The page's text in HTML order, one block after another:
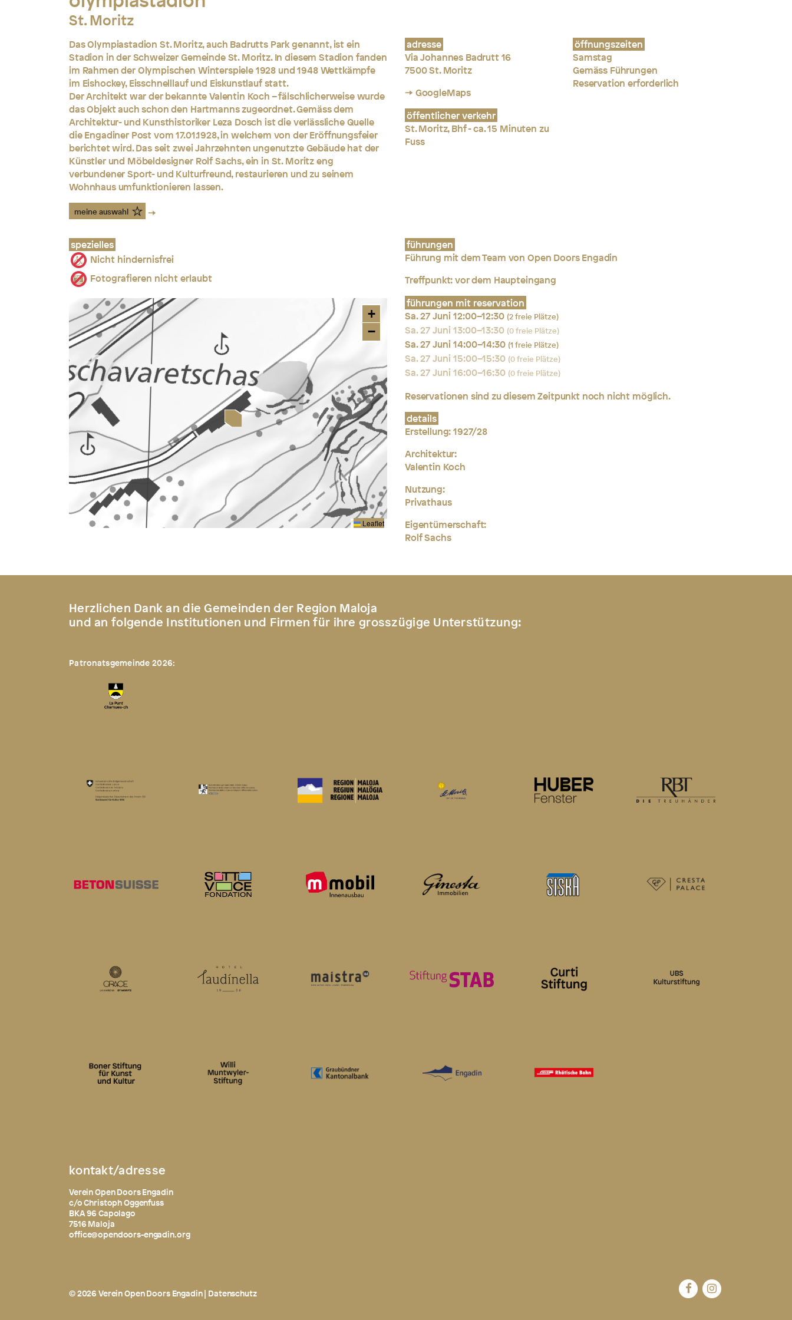
St. Moritz
Das Olympiastadion St. Moritz, auch Badrutts Park genannt, ist ein
Stadion in der Schweizer Gemeinde St. Moritz. In diesem Stadion fanden
im Rahmen der Olympischen Winterspiele 1928 und 1948 Wettkämpfe
im Eishockey, Eisschnelllauf und Eiskunstlauf statt.
Der Architekt war der bekannte Valentin Koch – fälschlicherweise wurde
das Objekt auch schon den Hartmanns zugeordnet. Gemäss dem
Architektur- und Kunsthistoriker Leza Dosch ist die verlässliche Quelle
die Engadiner Post vom 17.01.1928, in welchem von der Eröffnungsfeier
berichtet wird. Das seit zwei Jahrzehnten ungenutzte Gebäude hat der
Künstler und Möbeldesigner Rolf Sachs, ein in St. Moritz eng
verbundener Sport- und Kulturfreund, restaurieren und zu seinem
Wohnhaus umfunktionieren lassen.
meine auswahl
adresse
Via Johannes Badrutt 16
7500 St. Moritz
→ GoogleMaps
öffentlicher verkehr
St. Moritz, Bhf - ca. 15 Minuten zu
Fuss
öffnungszeiten
Samstag
Gemäss Führungen
Reservation erforderlich
führungen
Führung mit dem Team von Open Doors Engadin
Treffpunkt:vor dem Haupteingang
führungen mit reservation
Sa. 27 Juni 12:00–12:30 (2 freie Plätze)
Sa. 27 Juni 13:00–13:30 (0 freie Plätze)
Sa. 27 Juni 14:00–14:30 (1 freie Plätze)
Sa. 27 Juni 15:00–15:30 (0 freie Plätze)
Sa. 27 Juni 16:00–16:30 (0 freie Plätze)
Reservationen sind zu diesem Zeitpunkt noch nicht möglich.
details
Erstellung: 1927/28
Architektur:
Valentin Koch
Nutzung:
Privathaus
Eigentümerschaft:
Rolf Sachs
spezielles
Nicht hindernisfrei
Fotografieren nicht erlaubt
+
−
Leaflet
Herzlichen Dank an die Gemeinden der Region Maloja
und an folgende Institutionen und Firmen für ihre grosszügige Unterstützung:
Patronatsgemeinde 2026:
kontakt/adresse
Verein Open Doors Engadin
c/o Christoph Oggenfuss
BKA 96 Capolago
7516 Maloja
office@opendoors-engadin.org
© 2026 Verein Open Doors Engadin | Datenschutz